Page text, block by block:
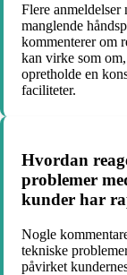
Flere
manglende
kommenterer om
kan virke som
opretholde en
faciliteter.
Hvordan
problemer
kunder har
Nogle
tekniske
påvirket